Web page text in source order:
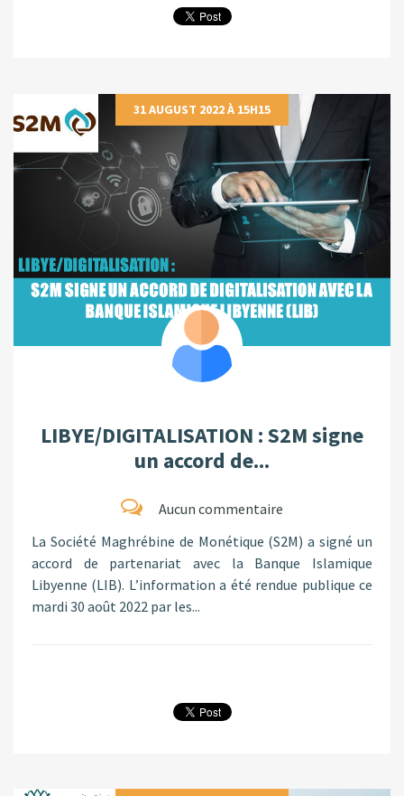
31 AUGUST 2022 À 15H15
LIBYE/DIGITALISATION : S2M signe
un accord de...
Aucun commentaire
La Société Maghrébine de Monétique (S2M) a signé un
accord de partenariat avec la Banque Islamique
Libyenne (LIB). L’information a été rendue publique ce
mardi 30 août 2022 par les...